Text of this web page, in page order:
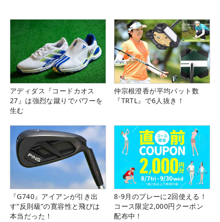
アディダス『コードカオス
27』は強烈な蹴りでパワーを
生む
仲宗根澄香が平均パット数
『TRTL』で6人抜き！
『G740』アイアンが引き出
す“反則級”の寛容性と飛びは
本当だった！
8-9月のプレーに2回使える！
コース限定2,000円クーポン
配布中！